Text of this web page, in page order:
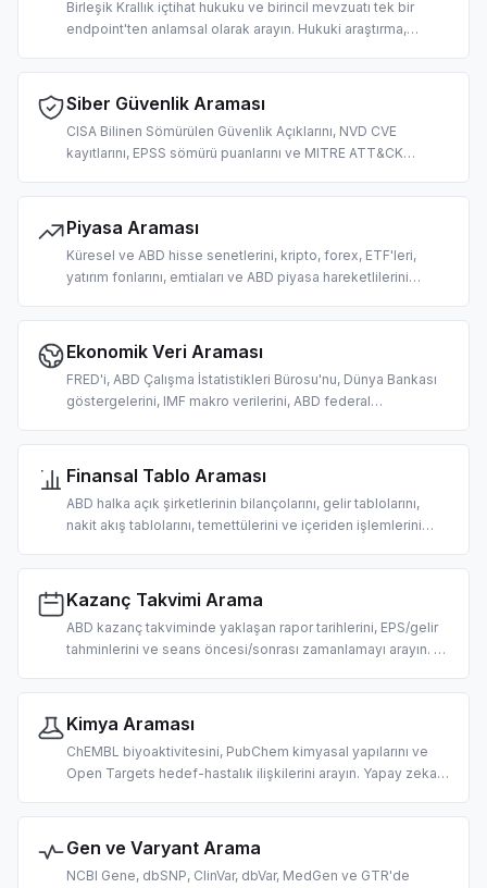
Birleşik Krallık içtihat hukuku ve birincil mevzuatı tek bir
endpoint'ten anlamsal olarak arayın. Hukuki araştırma,
odaklı hukuk teknolojisi iş akışları için tasarlandı.
Siber Güvenlik Araması
CISA Bilinen Sömürülen Güvenlik Açıklarını, NVD CVE
kayıtlarını, EPSS sömürü puanlarını ve MITRE ATT&CK
önceliklendirmesi, tehdit istihbaratı ve güvenlik
operasyonları için tasarlandı.
Piyasa Araması
Küresel ve ABD hisse senetlerini, kripto, forex, ETF'leri,
yatırım fonlarını, emtiaları ve ABD piyasa hareketlilerini
alma ve alım satım araştırması için tasarlandı.
Ekonomik Veri Araması
FRED'i, ABD Çalışma İstatistikleri Bürosu'nu, Dünya Bankası
göstergelerini, IMF makro verilerini, ABD federal
zeka odaklı makroekonomik araştırma ve analiz için
tasarlandı.
Finansal Tablo Araması
ABD halka açık şirketlerinin bilançolarını, gelir tablolarını,
nakit akış tablolarını, temettülerini ve içeriden işlemlerini
tasarlandı.
Kazanç Takvimi Arama
ABD kazanç takviminde yaklaşan rapor tarihlerini, EPS/gelir
tahminlerini ve seans öncesi/sonrası zamanlamayı arayın. AI
Kimya Araması
ChEMBL biyoaktivitesini, PubChem kimyasal yapılarını ve
Open Targets hedef-hastalık ilişkilerini arayın. Yapay zeka
için tasarlandı.
Gen ve Varyant Arama
NCBI Gene, dbSNP, ClinVar, dbVar, MedGen ve GTR'de